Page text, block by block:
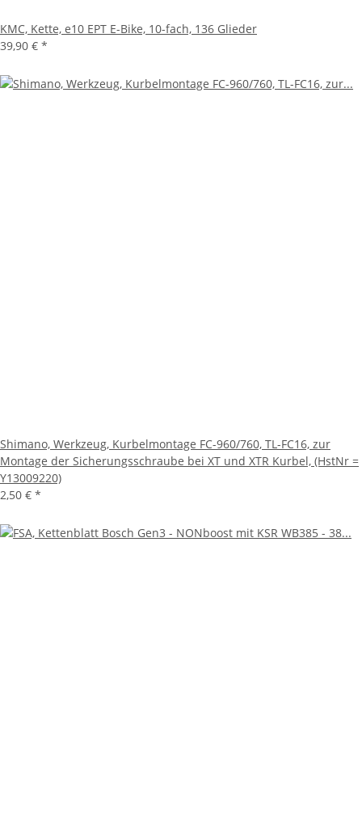
KMC, Kette, e10 EPT E-Bike, 10-fach, 136 Glieder
39,90 € *
Shimano, Werkzeug, Kurbelmontage FC-960/760, TL-FC16, zur
Montage der Sicherungsschraube bei XT und XTR Kurbel, (HstNr =
Y13009220)
2,50 € *